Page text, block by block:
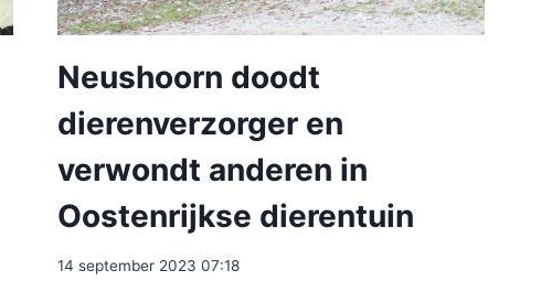
Neushoorn doodt
dierenverzorger en
verwondt anderen in
Oostenrijkse dierentuin
14 september 2023 07:18